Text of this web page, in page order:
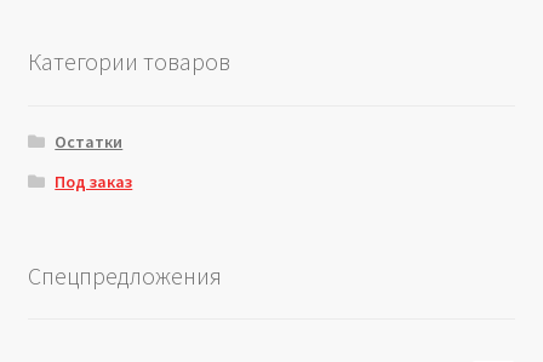
Категории товаров
Остатки
Под заказ
Спецпредложения